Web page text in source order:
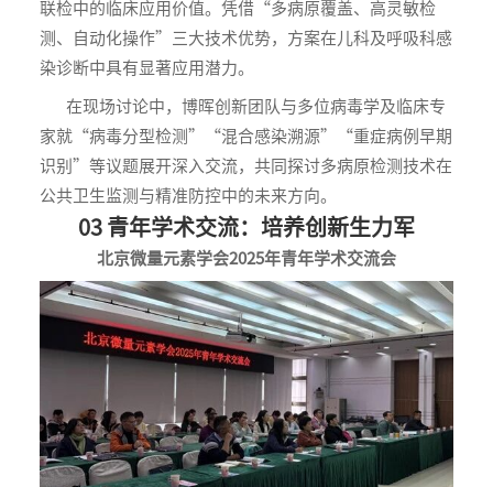
联检中的临床应用价值。凭借“多病原覆盖、高灵敏检
测、自动化操作”三大技术优势，方案在儿科及呼吸科感
染诊断中具有显著应用潜力。
在现场讨论中，博晖创新团队与多位病毒学及临床专
家就“病毒分型检测”“混合感染溯源”“重症病例早期
识别”等议题展开深入交流，共同探讨多病原检测技术在
公共卫生监测与精准防控中的未来方向。
03 青年学术交流：培养创新生力军
北京微量元素学会2025年青年学术交流会